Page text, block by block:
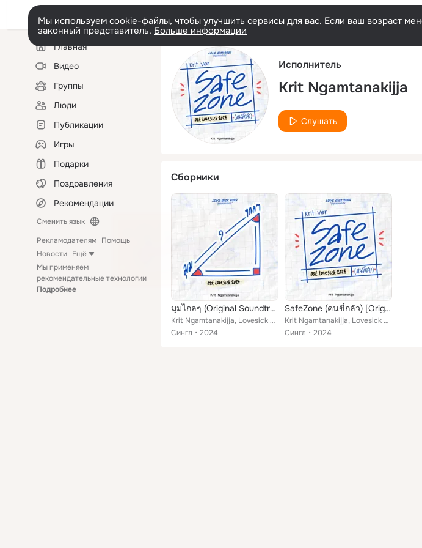
Мы используем cookie-файлы, чтобы улучшить сервисы для вас. Если ваш возраст
законный представитель. Больше информации
Левая
колонкаГлавная
Видео
Группы
Люди
Публикации
Игры
Подарки
Поздравления
Рекомендации
Сменить язык
Рекламодателям Помощь
Новости Ещё
Мы применяем
рекомендательные технологии
Подробнее
Исполнитель
Krit Ngamtanakijja
Слушать
Сборники
มุมไกลๆ (Original Soundtrack From "Lovesick 2024")
Krit Ngamtanakijja, Lovesick 2024
Сингл
2024
SafeZone (คนขี้กลัว) [Original Soundtrack From "Lovesick 2024"] (Krit Ver.)
Krit Ngamtanakijja, Lovesick 2024
Сингл
2024